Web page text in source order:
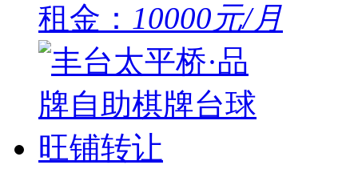
租金： 10000元/月